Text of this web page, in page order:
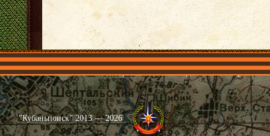
Главная Имена Общественные объединения Проекты
"Кубаньпоиск" 2013 — 2026